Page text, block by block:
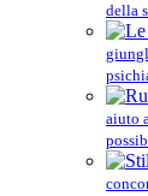
della
aiuto